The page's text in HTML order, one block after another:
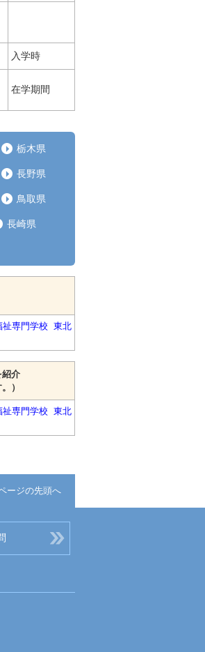
入学時
在学期間
栃木県
長野県
鳥取県
長崎県
専門学校 東北
紹介
）
専門学校 東北
ージの先頭へ